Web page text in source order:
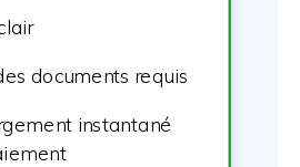
documents requis
instantané